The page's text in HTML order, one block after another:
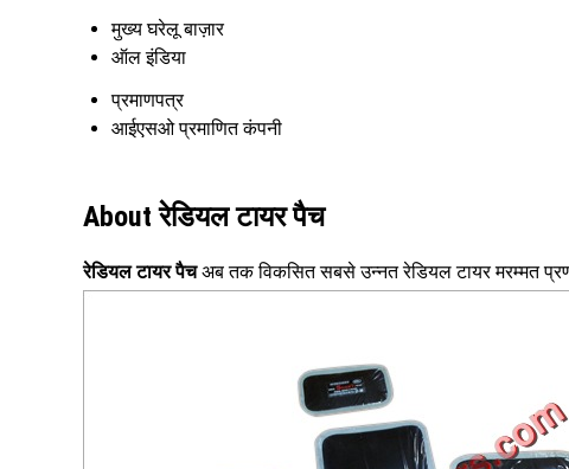
मुख्य घरेलू बाज़ार
ऑल इंडिया
प्रमाणपत्र
आईएसओ प्रमाणित कंपनी
About रेडियल टायर पैच
रेडियल टायर पैचअब तक विकसित सबसे उन्नत रेडियल टायर मरम्मत